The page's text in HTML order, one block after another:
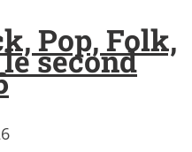
Pop, Folk,
second